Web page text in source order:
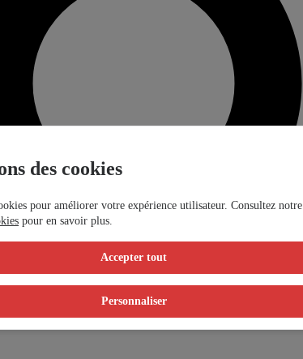
des cookies
pour améliorer votre expérience utilisateur. Consultez notre
pour en savoir plus.
Accepter tout
Personnaliser